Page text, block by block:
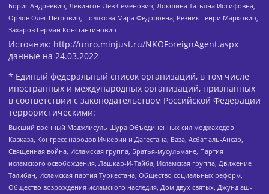
Борис Андреевич, Левинсон Лев Семенович, Локшина Татьяна Иосифовна,
Орлов Олег Петрович, Полякова Мара Федоровна, Резник Генри Маркович,
Захаров Герман Константинович
Источник: http://unro.minjust.ru/NKOForeignAgent.aspx
данные на 24.03.2022
* Единый федеральный список организаций, в том числе
иностранных и международных организаций, признанных
в соответствии с законодательством Российской Федерации
террористическими:
Высший военный Маджлисуль Шура Объединенных сил моджахедов
Кавказа, Конгресс народов Ичкерии и Дагестана, База, Асбат аль-Ансар,
Священная война, Исламская группа, Братья-мусульмане, Партия
исламского освобождения, Лашкар-И-Тайба, Исламская группа, Движение
Талибан, Исламская партия Туркестана, Общество социальных реформ,
Общество возрождения исламского наследия, Дом двух святых, Джунд аш-